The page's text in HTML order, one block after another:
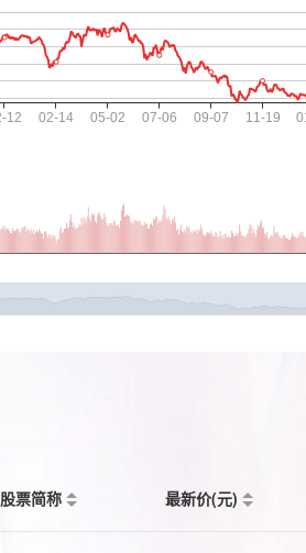
股票简称 最新价(元)